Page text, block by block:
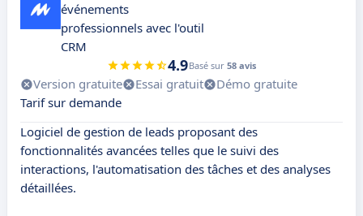
événements
professionnels avec l'outil
CRM
4.9Basé sur 58 avis
Version gratuite Essai gratuit
Démo gratuite
Tarif sur demande
Logiciel de gestion de leads proposant des
fonctionnalités avancées telles que le suivi des
interactions, l'automatisation des tâches et des analyses
détaillées.